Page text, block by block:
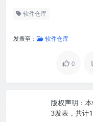
软件仓库
发表至： 软件仓库
0
版权声明：
3发表，共计